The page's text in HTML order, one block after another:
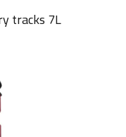
tracks 7L